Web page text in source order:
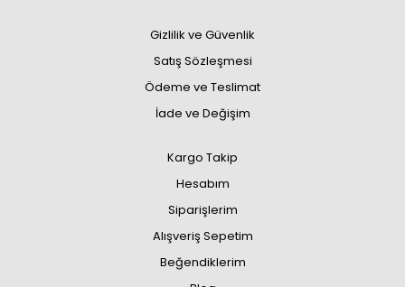
Gizlilik ve Güvenlik
Satış Sözleşmesi
Ödeme ve Teslimat
İade ve Değişim
Kargo Takip
Hesabım
Siparişlerim
Alışveriş Sepetim
Beğendiklerim